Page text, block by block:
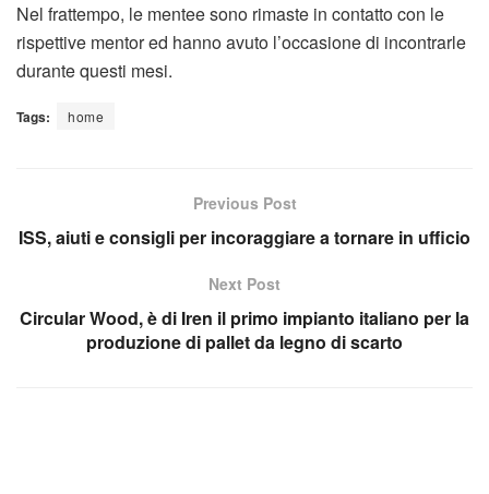
Nel frattempo, le mentee sono rimaste in contatto con le
rispettive mentor ed hanno avuto l’occasione di incontrarle
durante questi mesi.
Tags: home
Previous Post
ISS, aiuti e consigli per incoraggiare a tornare in ufficio
Next Post
Circular Wood, è di Iren il primo impianto italiano per la
produzione di pallet da legno di scarto